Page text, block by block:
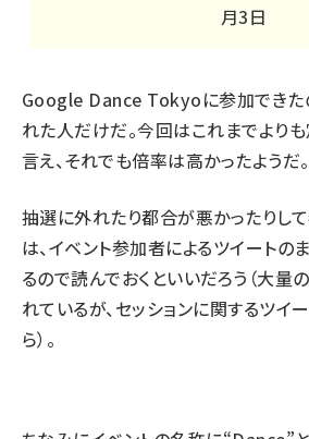
月3日
Google Dance Tokyoに参加できた
れた人だけだ。今回はこれまでより
言え、それでも倍率は高かったようだ。
抽選に外れたり都合が悪かったりし
は、イベント参加者によるツイートの
るので読んでおくといいだろう（大量
れているが、セッションに関するツイ
ら）。